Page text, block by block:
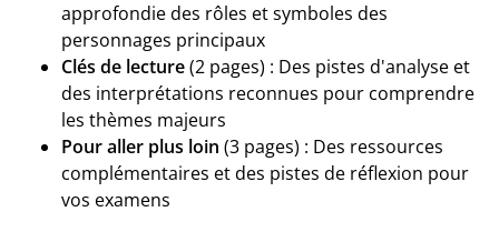
approfondie des rôles et symboles des
personnages principaux
Clés de lecture(2 pages) : Des pistes d'analyse et
des interprétations reconnues pour comprendre
les thèmes majeurs
Pour aller plus loin (3 pages) : Des ressources
complémentaires et des pistes de réflexion pour
vos examens